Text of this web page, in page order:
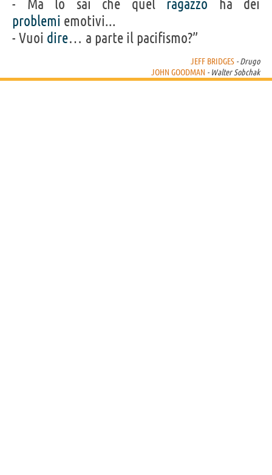
- Ma lo sai che quel ragazzo ha dei
problemi emotivi...
- Vuoi dire… a parte il pacifismo?”
JEFF BRIDGES - Drugo
JOHN GOODMAN - Walter Sobchak